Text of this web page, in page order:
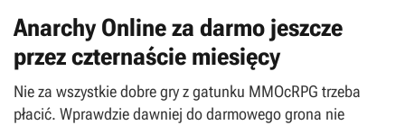
Anarchy Online za darmo jeszcze
przez czternaście miesięcy
Nie za wszystkie dobre gry z gatunku MMOcRPG trzeba
płacić. Wprawdzie dawniej do darmowego grona nie